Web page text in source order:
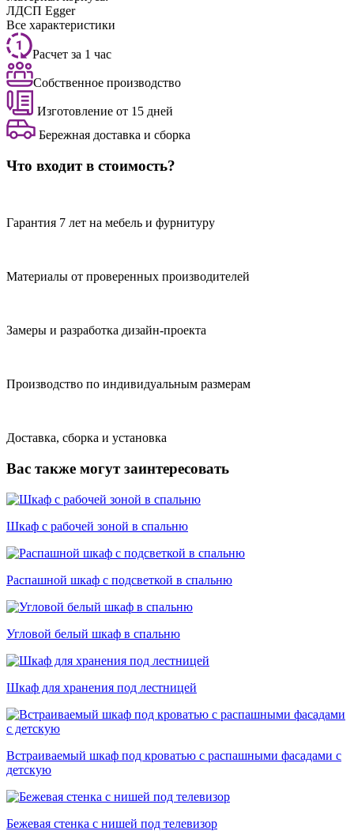
ЛДСП Egger
Все характеристики
Расчет за 1 час
Собственное производство
Изготовление от 15 дней
Бережная доставка и сборка
Что входит в стоимость?
Гарантия 7 лет на мебель и фурнитуру
Материалы от проверенных производителей
Замеры и разработка дизайн-проекта
Производство по индивидуальным размерам
Доставка, сборка и установка
Вас также могут заинтересовать
Шкаф с рабочей зоной в спальню
Распашной шкаф с подсветкой в спальню
Угловой белый шкаф в спальню
Шкаф для хранения под лестницей
Встраиваемый шкаф под кроватью с распашными фасадами с
детскую
Бежевая стенка с нишей под телевизор